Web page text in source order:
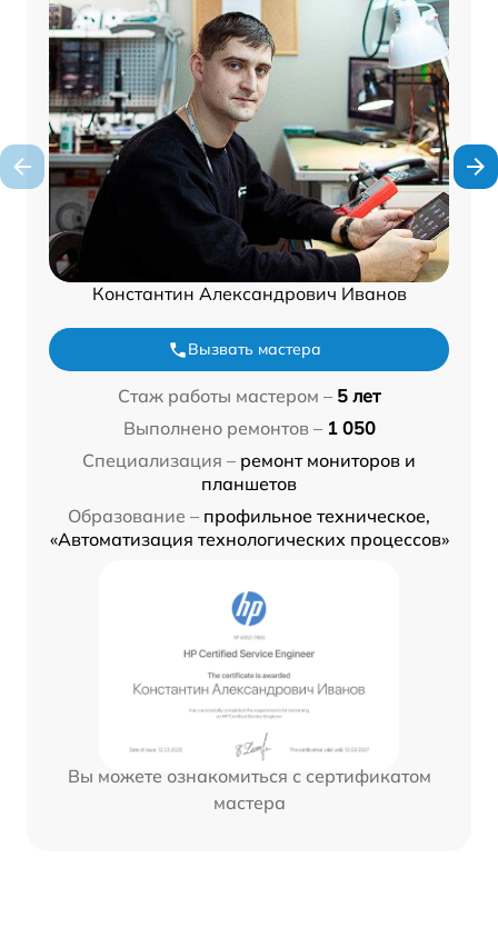
Константин Александрович Иванов
Вызвать мастера
Стаж работы мастером – 5 лет
Выполнено ремонтов – 1 050
Специализация – ремонт мониторов и
планшетов
Образование – профильное техническое,
«Автоматизация технологических процессов»
Вы можете ознакомиться с сертификатом
мастера